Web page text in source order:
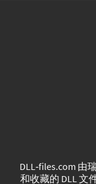
DLL‑files.com 由
和收藏的 DLL 文